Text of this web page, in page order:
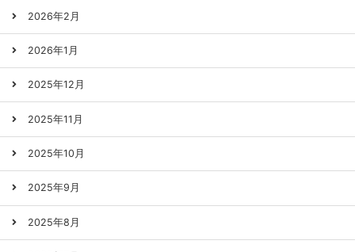
2026年2月
2026年1月
2025年12月
2025年11月
2025年10月
2025年9月
2025年8月